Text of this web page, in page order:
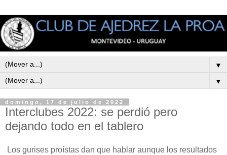
▼
▼
domingo, 17 de julio de 2022
Interclubes 2022: se perdió pero
dejando todo en el tablero
Los gurises proístas dan que hablar aunque los resultados